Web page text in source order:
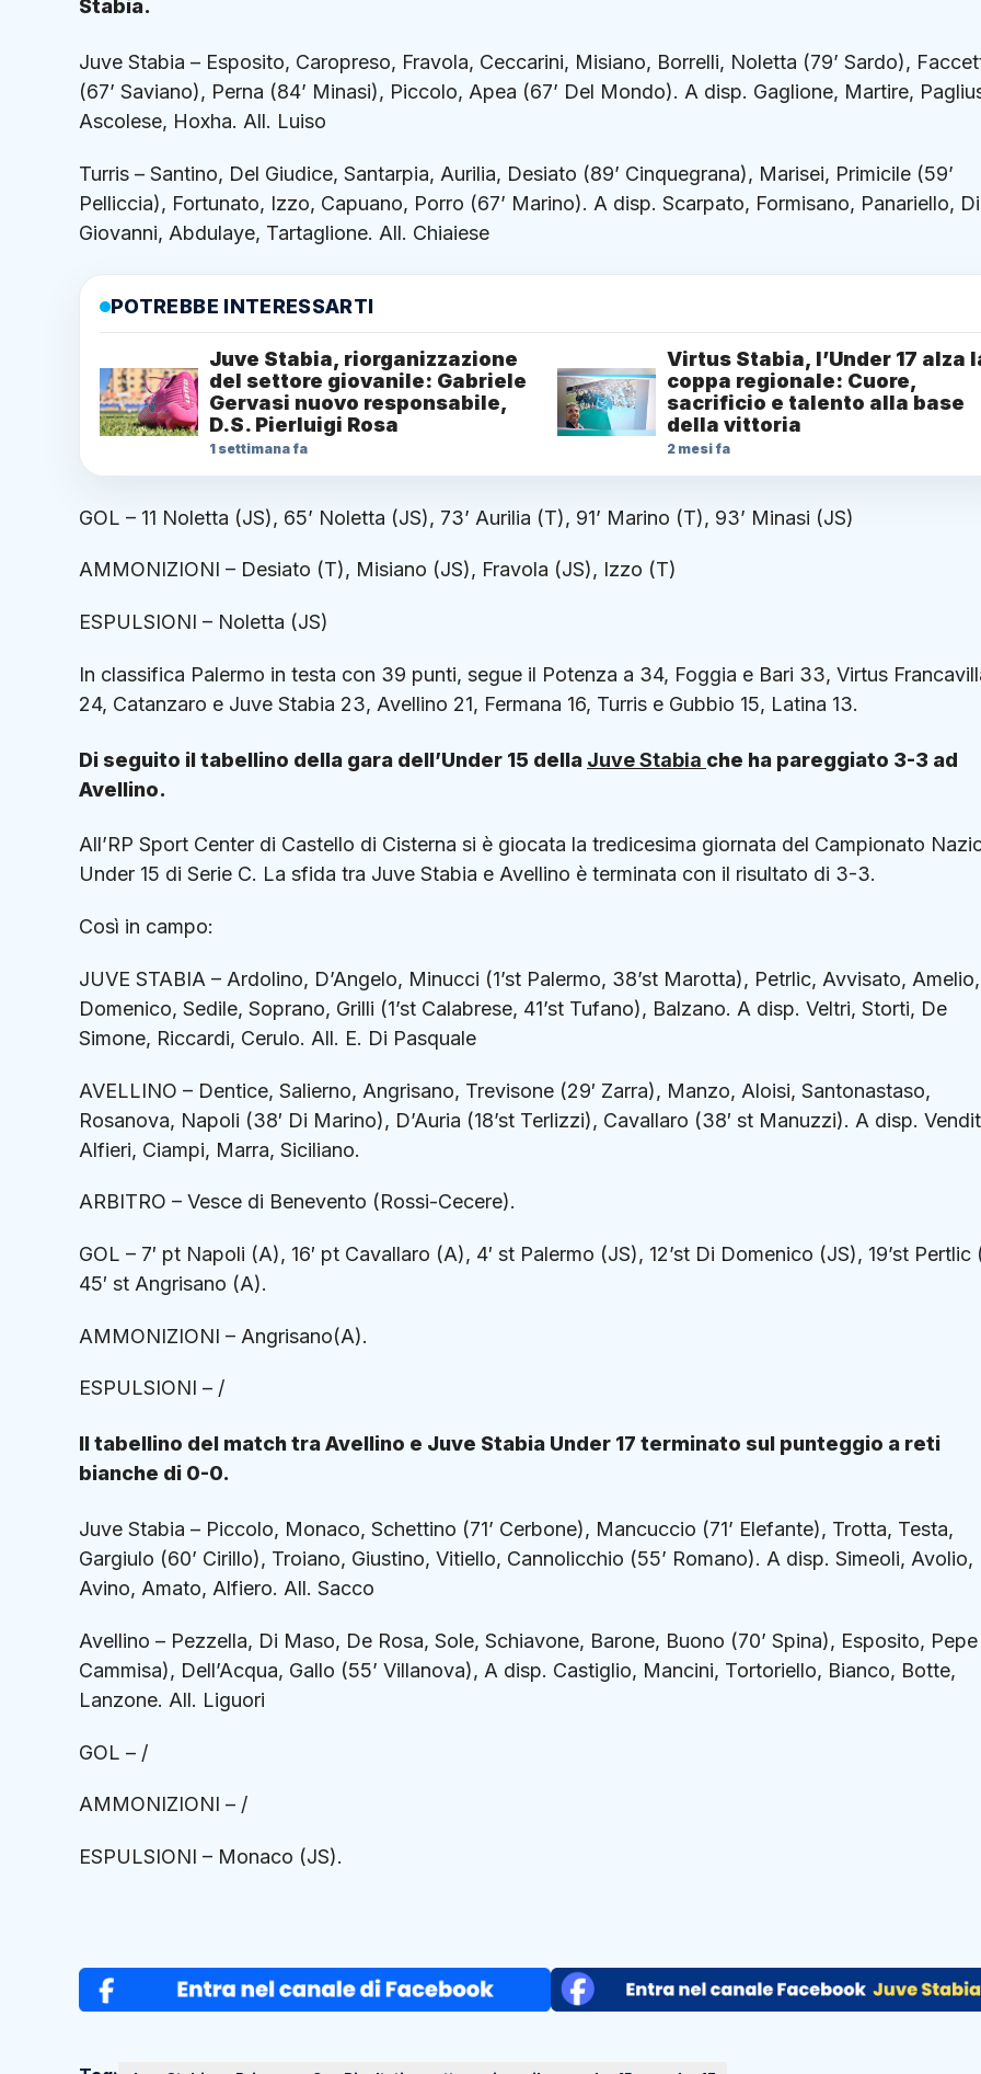
Stabia.
Juve Stabia – Esposito, Caropreso, Fravola, Ceccarini, Misiano, Borrelli, Noletta (79’ Sardo),
(67’ Saviano), Perna (84’ Minasi), Piccolo, Apea (67’ Del Mondo). A disp. Gaglione, Martire,
Ascolese, Hoxha. All. Luiso
Turris – Santino, Del Giudice, Santarpia, Aurilia, Desiato (89’ Cinquegrana), Marisei, Primicile (59’
Pelliccia), Fortunato, Izzo, Capuano, Porro (67’ Marino). A disp. Scarpato, Formisano, Panariello, Di
Giovanni, Abdulaye, Tartaglione. All. Chiaiese
POTREBBE INTERESSARTI
Juve Stabia, riorganizzazione
del settore giovanile: Gabriele
Gervasi nuovo responsabile,
D.S. Pierluigi Rosa
1 settimana fa
Virtus Stabia, l’Under 17 alza
coppa regionale: Cuore,
sacrificio e talento alla base
della vittoria
2 mesi fa
GOL – 11 Noletta (JS), 65’ Noletta (JS), 73’ Aurilia (T), 91’ Marino (T), 93’ Minasi (JS)
AMMONIZIONI – Desiato (T), Misiano (JS), Fravola (JS), Izzo (T)
ESPULSIONI – Noletta (JS)
In classifica Palermo in testa con 39 punti, segue il Potenza a 34, Foggia e Bari 33, Virtus
24, Catanzaro e Juve Stabia 23, Avellino 21, Fermana 16, Turris e Gubbio 15, Latina 13.
Di seguito il tabellino della gara dell’Under 15 della Juve Stabia che ha pareggiato 3-3 ad
Avellino.
All’RP Sport Center di Castello di Cisterna si è giocata la tredicesima giornata del Campionato
Under 15 di Serie C. La sfida tra Juve Stabia e Avellino è terminata con il risultato di 3-3.
Così in campo:
JUVE STABIA – Ardolino, D’Angelo, Minucci (1’st Palermo, 38’st Marotta), Petrlic, Avvisato,
Domenico, Sedile, Soprano, Grilli (1’st Calabrese, 41’st Tufano), Balzano. A disp. Veltri, Storti, De
Simone, Riccardi, Cerulo. All. E. Di Pasquale
AVELLINO – Dentice, Salierno, Angrisano, Trevisone (29′ Zarra), Manzo, Aloisi, Santonastaso,
Rosanova, Napoli (38′ Di Marino), D’Auria (18’st Terlizzi), Cavallaro (38′ st Manuzzi). A disp.
Alfieri, Ciampi, Marra, Siciliano.
ARBITRO – Vesce di Benevento (Rossi-Cecere).
GOL – 7′ pt Napoli (A), 16′ pt Cavallaro (A), 4′ st Palermo (JS), 12’st Di Domenico (JS), 19’st Pertlic
45′ st Angrisano (A).
AMMONIZIONI – Angrisano(A).
ESPULSIONI – /
Il tabellino del match tra Avellino e Juve Stabia Under 17 terminato sul punteggio a reti
bianche di 0-0.
Juve Stabia – Piccolo, Monaco, Schettino (71’ Cerbone), Mancuccio (71’ Elefante), Trotta, Testa,
Gargiulo (60’ Cirillo), Troiano, Giustino, Vitiello, Cannolicchio (55’ Romano). A disp. Simeoli, Avolio,
Avino, Amato, Alfiero. All. Sacco
Avellino – Pezzella, Di Maso, De Rosa, Sole, Schiavone, Barone, Buono (70’ Spina), Esposito, Pepe
Cammisa), Dell’Acqua, Gallo (55’ Villanova), A disp. Castiglio, Mancini, Tortoriello, Bianco, Botte,
Lanzone. All. Liguori
GOL – /
AMMONIZIONI – /
ESPULSIONI – Monaco (JS).